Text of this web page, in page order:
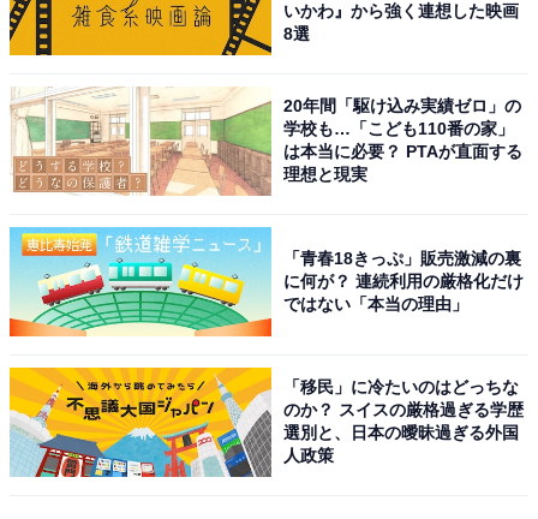
いかわ』から強く連想した映画
8選
20年間「駆け込み実績ゼロ」の
学校も…「こども110番の家」
は本当に必要？ PTAが直面する
理想と現実
「青春18きっぷ」販売激減の裏
に何が？ 連続利用の厳格化だけ
ではない「本当の理由」
「移民」に冷たいのはどっちな
のか？ スイスの厳格過ぎる学歴
選別と、日本の曖昧過ぎる外国
人政策